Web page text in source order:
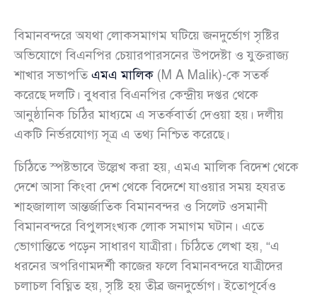
বিমানবন্দরে অযথা লোকসমাগম ঘটিয়ে জনদুর্ভোগ সৃষ্টির
অভিযোগে বিএনপির চেয়ারপারসনের উপদেষ্টা ও যুক্তরাজ্য
শাখার সভাপতি এমএ মালিক (M A Malik)-কে সতর্ক
করেছে দলটি। বুধবার বিএনপির কেন্দ্রীয় দপ্তর থেকে
আনুষ্ঠানিক চিঠির মাধ্যমে এ সতর্কবার্তা দেওয়া হয়। দলীয়
একটি নির্ভরযোগ্য সূত্র এ তথ্য নিশ্চিত করেছে।
চিঠিতে স্পষ্টভাবে উল্লেখ করা হয়, এমএ মালিক বিদেশ থেকে
দেশে আসা কিংবা দেশ থেকে বিদেশে যাওয়ার সময় হযরত
শাহজালাল আন্তর্জাতিক বিমানবন্দর ও সিলেট ওসমানী
বিমানবন্দরে বিপুলসংখ্যক লোক সমাগম ঘটান। এতে
ভোগান্তিতে পড়েন সাধারণ যাত্রীরা। চিঠিতে লেখা হয়, “এ
ধরনের অপরিণামদর্শী কাজের ফলে বিমানবন্দরে যাত্রীদের
চলাচল বিঘ্নিত হয়, সৃষ্টি হয় তীব্র জনদুর্ভোগ। ইতোপূর্বেও